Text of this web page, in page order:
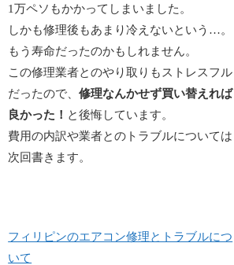
1万ペソもかかってしまいました。
しかも修理後もあまり冷えないという…。
もう寿命だったのかもしれません。
この修理業者とのやり取りもストレスフル
だったので、修理なんかせず買い替えれば
良かった！ と後悔しています。
費用の内訳や業者とのトラブルについては
次回書きます。
フィリピンのエアコン修理とトラブルにつ
いて